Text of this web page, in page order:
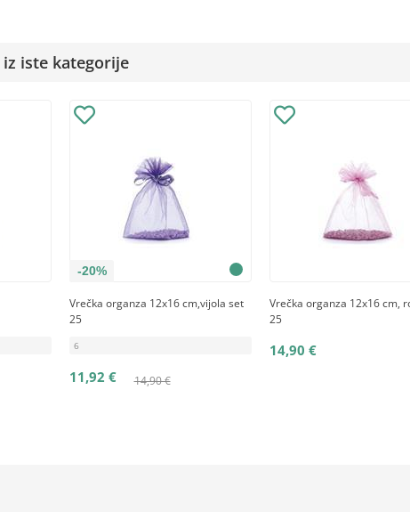
iste kategorije
-20%
Vrečka organza 12x16 cm,vijola set
25
6
14,90 €
11,92 €
Vrečka organza 12x16 cm,
25
14,90 €